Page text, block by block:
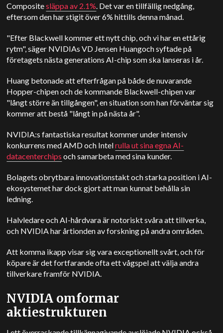
Compositesläppa av 2.1%. Det var en tillfällig nedgång,
eftersom den har stigit över 6% hittills denna månad.
"Efter Blackwell kommer ett nytt chip, och vi har en ettårig
rytm", säger NVIDIAs VD Jensen Huangoch syftade på
företagets nästa generations AI-chip som ska lanseras i år.
Huang betonade att efterfrågan på både de nuvarande
Hopper-chipen och de kommande Blackwell-chipen var
"långt större än tillgången", en situation som han förväntar sig
kommer att bestå "långt in på nästa år".
NVIDIA:s fantastiska resultat kommer under intensiv
konkurrens med AMD och Intelrulla ut sina egna AI-
datacenterchips och samarbeta med sina kunder.
Bolagets obrytbara innovationstakt och starka position i AI-
ekosystemet har dock gjort att man kunnat behålla sin
ledning.
Halvledare och AI-hårdvara är notoriskt svåra att tillverka,
och NVIDIA har årtionden av forskning på andra områden.
Att komma ikapp visar sig vara exceptionellt svårt, och för
köpare är det fortfarande ofta ett vågspel att välja andra
tillverkare framför NVIDIA.
NVIDIA omformar
aktiestrukturen